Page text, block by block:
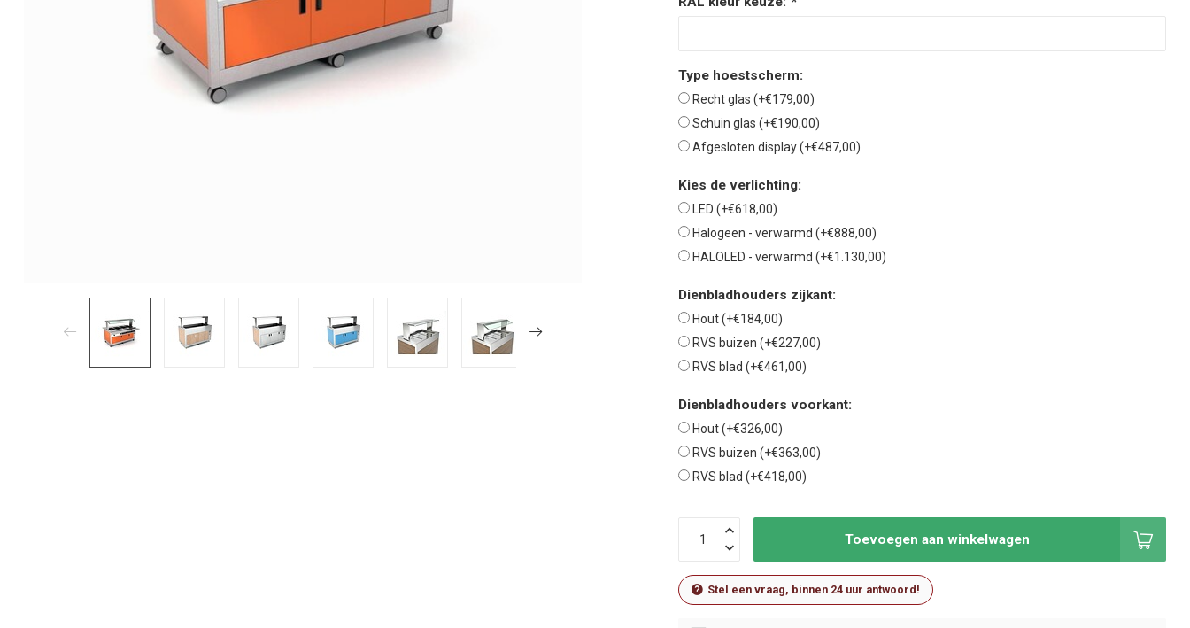
Type hoestscherm:
Recht glas (+€179,00)
Schuin glas (+€190,00)
Afgesloten display (+€487,00)
Kies de verlichting:
LED (+€618,00)
Halogeen - verwarmd (+€888,00)
HALOLED - verwarmd (+€1.130,00)
Dienbladhouders zijkant:
Hout (+€184,00)
RVS buizen (+€227,00)
RVS blad (+€461,00)
Dienbladhouders voorkant:
Hout (+€326,00)
RVS buizen (+€363,00)
RVS blad (+€418,00)
Toevoegen aan winkelwagen
Stel een vraag, binnen 24 uur antwoord!